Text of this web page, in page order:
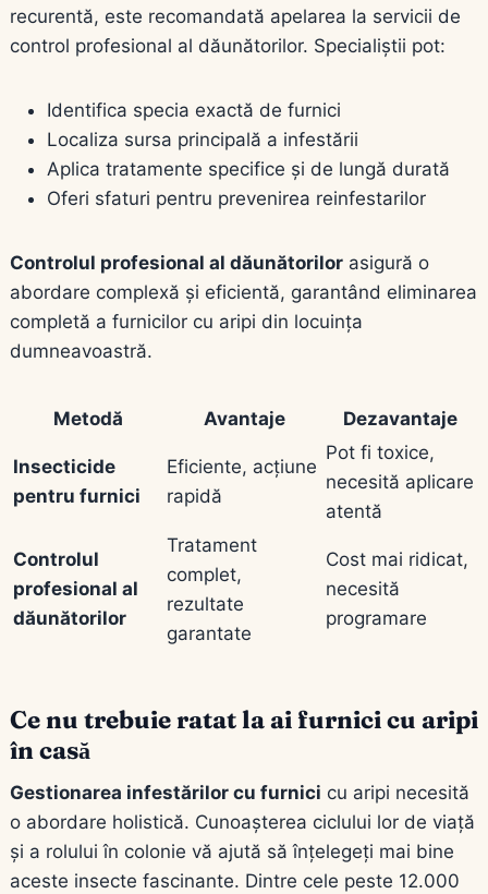
recurentă, este recomandată apelarea la servicii de
control profesional al dăunătorilor. Specialiștii pot:
Identifica specia exactă de furnici
Localiza sursa principală a infestării
Aplica tratamente specifice și de lungă durată
Oferi sfaturi pentru prevenirea reinfestarilor
Controlul profesional al dăunătorilor asigură o
abordare complexă și eficientă, garantând eliminarea
completă a furnicilor cu aripi din locuința
dumneavoastră.
Metodă Avantaje Dezavantaje
Insecticide
pentru furnici
Eficiente, acțiune
rapidă
Pot fi toxice,
necesită aplicare
atentă
Controlul
profesional al
dăunătorilor
Tratament
complet,
rezultate
garantate
Cost mai ridicat,
necesită
programare
Ce nu trebuie ratat la ai furnici cu aripi
în casă
Gestionarea infestărilor cu furnici cu aripi necesită
o abordare holistică. Cunoașterea ciclului lor de viață
și a rolului în colonie vă ajută să înțelegeți mai bine
aceste insecte fascinante. Dintre cele peste 12.000